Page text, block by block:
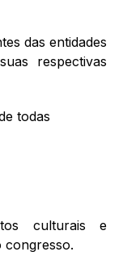
das entidades
respectivas
todas
culturais e
congresso.